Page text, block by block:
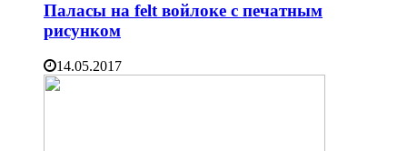
Паласы на felt войлоке с печатным
рисунком
14.05.2017